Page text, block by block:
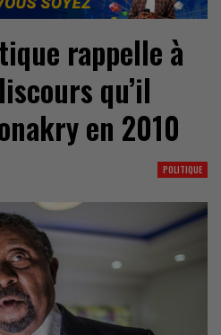
rappelle à
qu’il
en 2010
POLITIQUE